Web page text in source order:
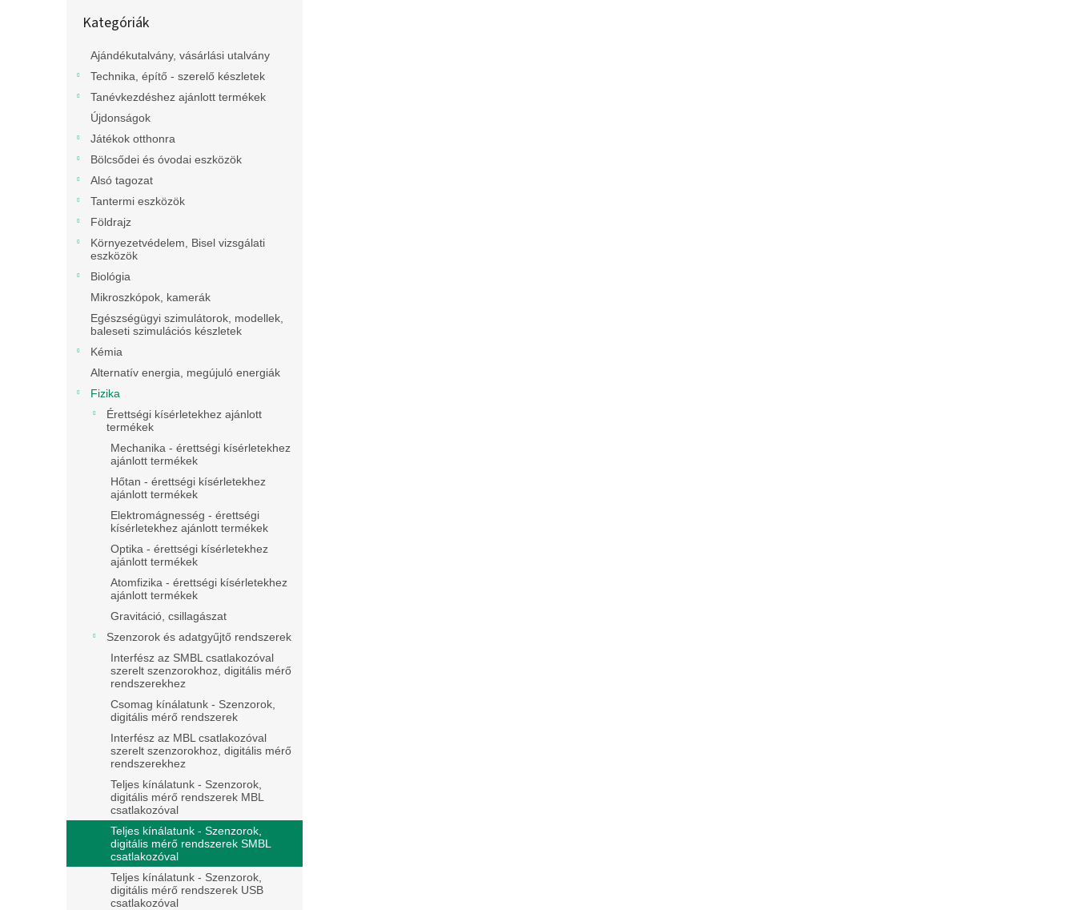
átugrása
Kategóriák
Ajándékutalvány, vásárlási utalvány
Technika, építő - szerelő készletek
Tanévkezdéshez ajánlott termékek
Újdonságok
Játékok otthonra
Bölcsődei és óvodai eszközök
Alsó tagozat
Tantermi eszközök
Földrajz
Környezetvédelem, Bisel vizsgálati
eszközök
Biológia
Mikroszkópok, kamerák
Egészségügyi szimulátorok, modellek,
baleseti szimulációs készletek
Kémia
Alternatív energia, megújuló energiák
Fizika
Érettségi kísérletekhez ajánlott
termékek
Mechanika - érettségi kísérletekhez
ajánlott termékek
Hőtan - érettségi kísérletekhez
ajánlott termékek
Elektromágnesség - érettségi
kísérletekhez ajánlott termékek
Optika - érettségi kísérletekhez
ajánlott termékek
Atomfizika - érettségi kísérletekhez
ajánlott termékek
Gravitáció, csillagászat
Szenzorok és adatgyűjtő rendszerek
Interfész az SMBL csatlakozóval
szerelt szenzorokhoz, digitális mérő
rendszerekhez
Csomag kínálatunk - Szenzorok,
digitális mérő rendszerek
Interfész az MBL csatlakozóval
szerelt szenzorokhoz, digitális mérő
rendszerekhez
Teljes kínálatunk - Szenzorok,
digitális mérő rendszerek MBL
csatlakozóval
Teljes kínálatunk - Szenzorok,
digitális mérő rendszerek SMBL
csatlakozóval
Teljes kínálatunk - Szenzorok,
digitális mérő rendszerek USB
csatlakozóval